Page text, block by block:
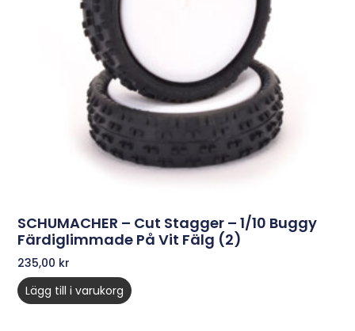
SCHUMACHER – Cut Stagger – 1/10 Buggy
Färdiglimmade På Vit Fälg (2)
235,00 kr
Lägg till i varukorg